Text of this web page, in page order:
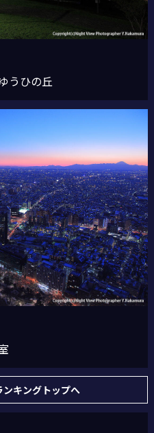
うひの丘
キングトップへ